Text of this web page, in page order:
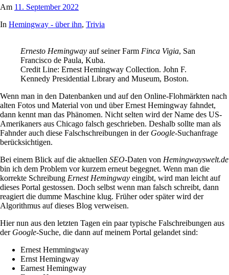
Am 11. September 2022
In Hemingway - über ihn, Trivia
Ernesto Hemingway auf seiner Farm Finca Vigia, San
Francisco de Paula, Kuba.
Credit Line: Ernest Hemingway Collection. John F.
Kennedy Presidential Library and Museum, Boston.
Wenn man in den Datenbanken und auf den Online-Flohmärkten nach
alten Fotos und Material von und über Ernest Hemingway fahndet,
dann kennt man das Phänomen. Nicht selten wird der Name des US-
Amerikaners aus Chicago falsch geschrieben. Deshalb sollte man als
Fahnder auch diese Falschschreibungen in der Google-Suchanfrage
berücksichtigen.
Bei einem Blick auf die aktuellen SEO-Daten von Hemingwayswelt.de
bin ich dem Problem vor kurzem erneut begegnet. Wenn man die
korrekte Schreibung Ernest Hemingway eingibt, wird man leicht auf
dieses Portal gestossen. Doch selbst wenn man falsch schreibt, dann
reagiert die dumme Maschine klug. Früher oder später wird der
Algorithmus auf dieses Blog verweisen.
Hier nun aus den letzten Tagen ein paar typische Falschreibungen aus
der Google-Suche, die dann auf meinem Portal gelandet sind:
Ernest Hemmingway
Ernst Hemingway
Earnest Hemingway